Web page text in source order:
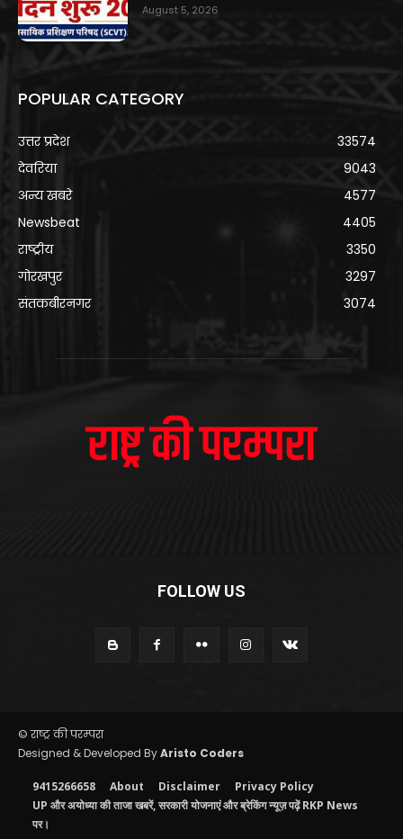
August 5, 2026
POPULAR CATEGORY
उत्तर प्रदेश
33574
देवरिया
9043
अन्य खबरे
4577
Newsbeat
4405
राष्ट्रीय
3350
गोरखपुर
3297
संतकबीरनगर
3074
FOLLOW US
© राष्ट्र की परम्परा
Designed & Developed ByAristo Coders
9415266658 About Disclaimer
Privacy Policy
UP और अयोध्या की ताजा खबरें, सरकारी योजनाएं और ब्रेकिंग न्यूज़ पढ़ें RKP News
पर।